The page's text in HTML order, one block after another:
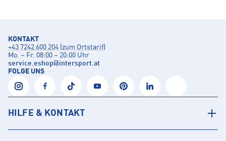
KONTAKT
+43 7242 600 204 (zum Ortstarif)
Mo. – Fr. 08:00 – 20:00 Uhr
service.eshop@intersport.at
FOLGE UNS
HILFE & KONTAKT